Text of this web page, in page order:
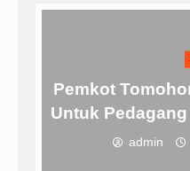
Pemkot
Untuk
admin